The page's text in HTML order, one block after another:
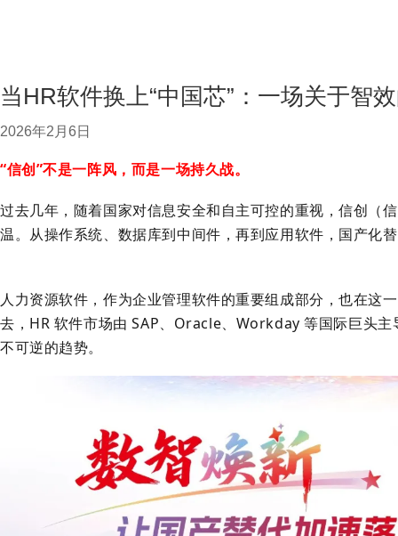
当HR软件换上“中国芯”：一场关于智
2026年2月6日
“信创”不是一阵风，而是一场持久战。
过去几年，随着国家对信息安全和自主可控的重视，信创（
温。从操作系统、数据库到中间件，再到应用软件，国产化
人力资源软件，作为企业管理软件的重要组成部分，也在这
去，HR 软件市场由 SAP、Oracle、Workday 等国际巨头
不可逆的趋势。